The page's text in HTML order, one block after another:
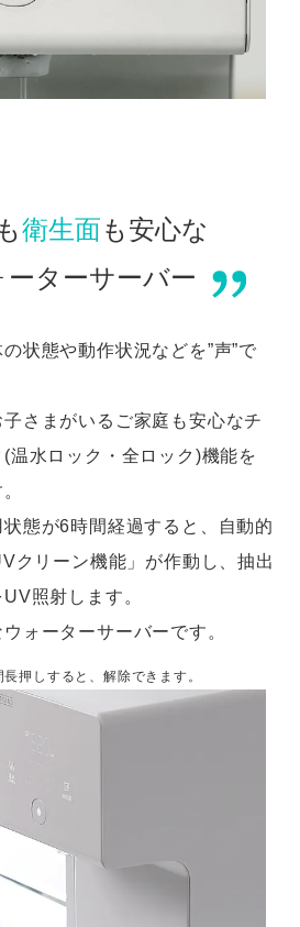
衛生面も安心な
ーターサーバー
状態や動作状況などを”声”で
さまがいるご家庭も安心なチ
温水ロック・全ロック)機能を
態が6時間経過すると、自動的
クリーン機能」が作動し、抽出
照射します。
ォーターサーバーです。
押しすると、解除できます。